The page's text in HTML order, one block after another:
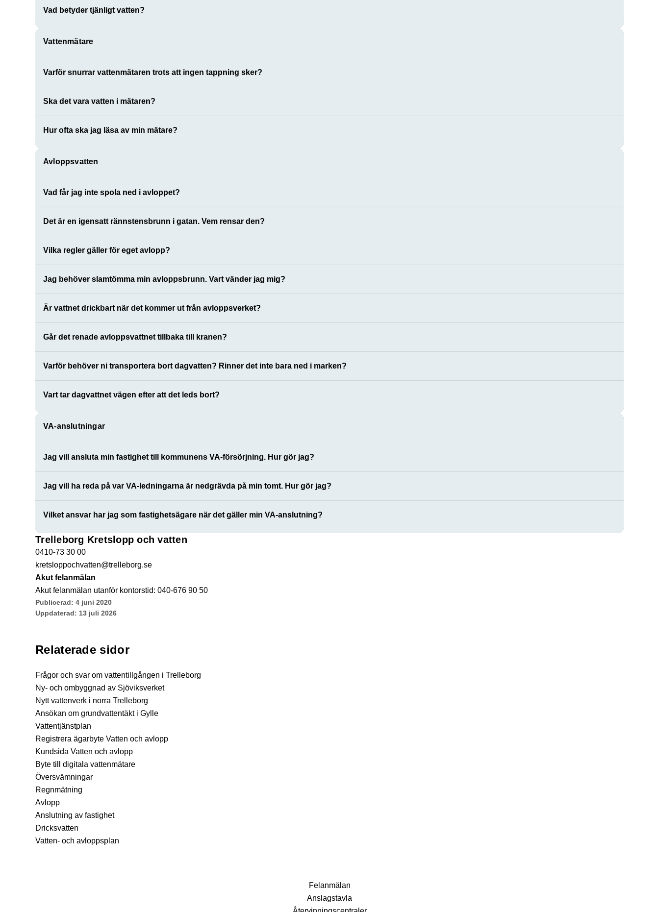
Vad betyder tjänligt vatten?
Vattenmätare
Varför snurrar vattenmätaren trots att ingen tappning sker?
Ska det vara vatten i mätaren?
Hur ofta ska jag läsa av min mätare?
Avloppsvatten
Vad får jag inte spola ned i avloppet?
Det är en igensatt rännstensbrunn i gatan. Vem rensar den?
Vilka regler gäller för eget avlopp?
Jag behöver slamtömma min avloppsbrunn. Vart vänder jag mig?
Är vattnet drickbart när det kommer ut från avloppsverket?
Går det renade avloppsvattnet tillbaka till kranen?
Varför behöver ni transportera bort dagvatten? Rinner det inte bara ned i marken?
Vart tar dagvattnet vägen efter att det leds bort?
VA-anslutningar
Jag vill ansluta min fastighet till kommunens VA-försörjning. Hur gör jag?
Jag vill ha reda på var VA-ledningarna är nedgrävda på min tomt. Hur gör jag?
Vilket ansvar har jag som fastighetsägare när det gäller min VA-anslutning?
Trelleborg Kretslopp och vatten
0410-73 30 00
kretsloppochvatten@trelleborg.se
Akut felanmälan
Akut felanmälan utanför kontorstid: 040-676 90 50
Publicerad: 4 juni 2020
Uppdaterad: 13 juli 2026
Relaterade sidor
Frågor och svar om vattentillgången i Trelleborg
Ny- och ombyggnad av Sjöviksverket
Nytt vattenverk i norra Trelleborg
Ansökan om grundvattentäkt i Gylle
Vattentjänstplan
Registrera ägarbyte Vatten och avlopp
Kundsida Vatten och avlopp
Byte till digitala vattenmätare
Översvämningar
Regnmätning
Avlopp
Anslutning av fastighet
Dricksvatten
Vatten- och avloppsplan
Fel­anmälan
Anslags­tavla